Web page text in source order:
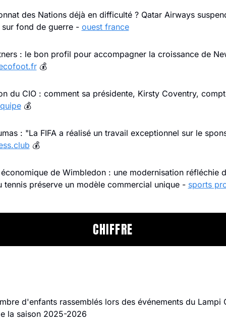
des Nations déjà en difficulté ? Qatar Airways
fond de guerre - ouest france
: le bon profil pour accompagner la croissance de
💰
du CIO : comment sa présidente, Kirsty Coventry,
💰
💰
de Wimbledon : une modernisation réfléchie
tennis préserve un modèle commercial unique - sports
CHIFFRE
d'enfants rassemblés lors des événements du Lampi
la saison 2025-2026